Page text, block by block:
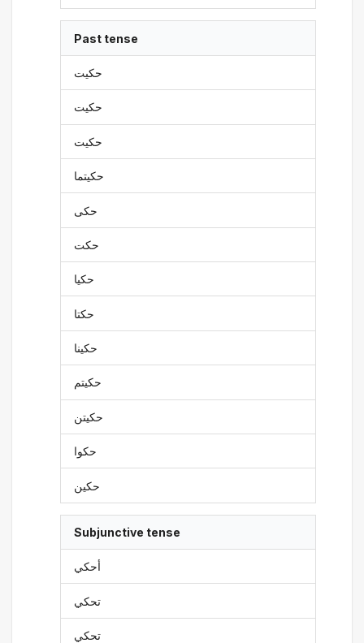
Past tense
حكيت
حكيت
حكيت
حكيتما
حكى
حكت
حكيا
حكتا
حكينا
حكيتم
حكيتن
حكوا
حكين
Subjunctive tense
أحكي
تحكي
تحكي